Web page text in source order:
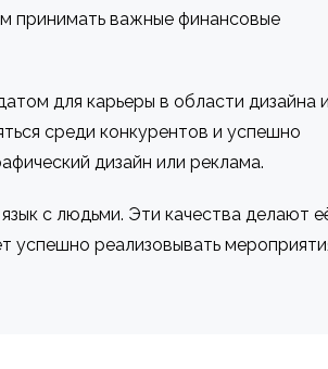
принимать важные финансовые
для карьеры в области дизайна
среди конкурентов и успешно
дизайн или реклама.
с людьми. Эти качества делают
успешно реализовывать